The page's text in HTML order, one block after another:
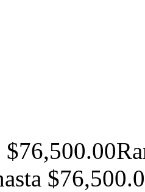
$76,500.00